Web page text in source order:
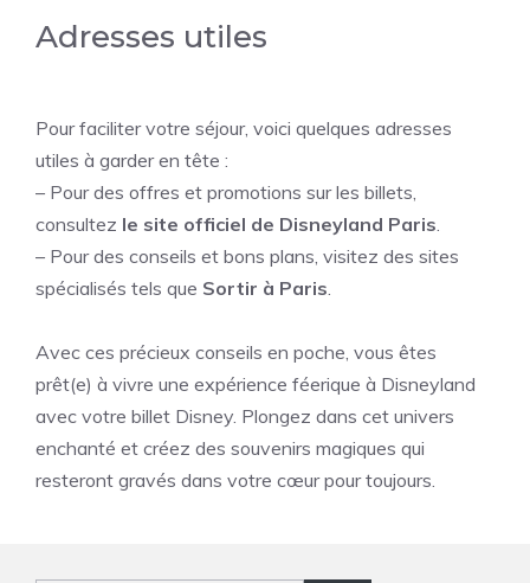
Adresses utiles
Pour faciliter votre séjour, voici quelques adresses
utiles à garder en tête :
– Pour des offres et promotions sur les billets,
consultez le site officiel de Disneyland Paris
– Pour des conseils et bons plans, visitez des sites
spécialisés tels que Sortir à Paris
Avec ces précieux conseils en poche, vous êtes
prêt(e) à vivre une expérience féerique à Disneyland
avec votre billet Disney. Plongez dans cet univers
enchanté et créez des souvenirs magiques qui
resteront gravés dans votre cœur pour toujours.